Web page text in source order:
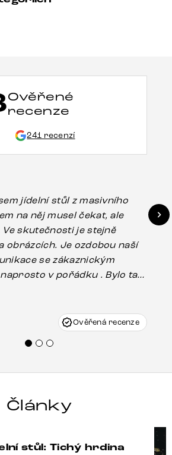
Ověřené
recenze
241 recenzí
jídelní stůl z masivního
na něj musel čekat, ale
skutečnosti je stejně
se zákaznickým
v pořádku . Bylo tam
u nohy stolu, které mohlo
korektně vyšli vstříc.
Delife všem.“
Ověřená recenze
Články
stůl: Tichý hrdina